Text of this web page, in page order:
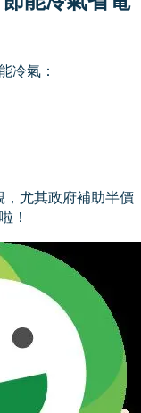
冷氣：
，尤其政府補助半價
！